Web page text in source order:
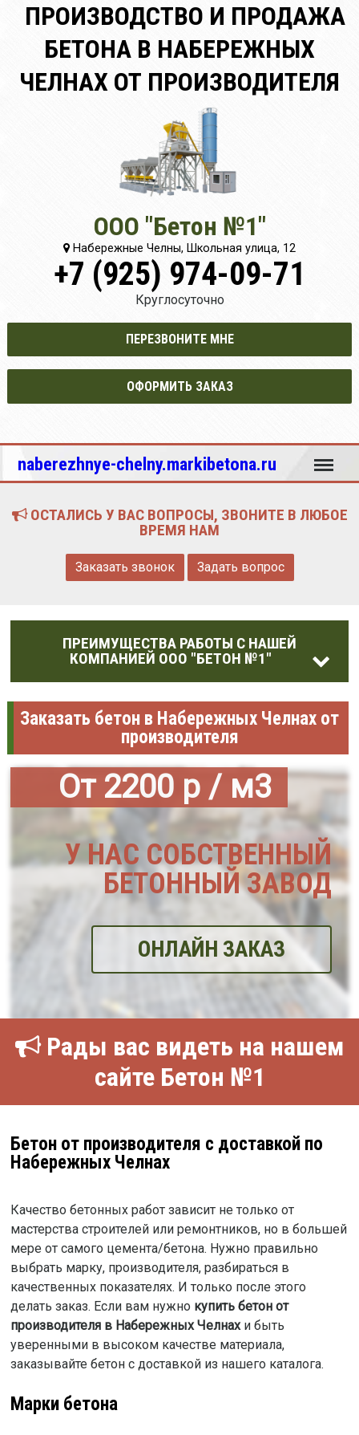
ПРОИЗВОДСТВО И ПРОДАЖА
БЕТОНА В НАБЕРЕЖНЫХ
ЧЕЛНАХ ОТ ПРОИЗВОДИТЕЛЯ
ООО "Бетон №1"
Набережные Челны, Школьная улица, 12
+7 (925) 974-09-71
Круглосуточно
ПЕРЕЗВОНИТЕ МНЕ
ОФОРМИТЬ ЗАКАЗ
naberezhnye-chelny.markibetona.ru Меню
ОСТАЛИСЬ У ВАС ВОПРОСЫ, ЗВОНИТЕ В ЛЮБОЕ
ВРЕМЯ НАМ
Заказать звонок Задать вопрос
ПРЕИМУЩЕСТВА РАБОТЫ С НАШЕЙ
КОМПАНИЕЙ ООО "БЕТОН №1"
Заказать бетон в Набережных Челнах от
производителя
От 2200 р / м3
У НАС СОБСТВЕННЫЙ
БЕТОННЫЙ ЗАВОД
ОНЛАЙН ЗАКАЗ
Рады вас видеть на нашем
сайте Бетон №1
Бетон от производителя с доставкой по
Набережных Челнах
Качество бетонных работ зависит не только от
мастерства строителей или ремонтников, но в большей
мере от самого цемента/бетона. Нужно правильно
выбрать марку, производителя, разбираться в
качественных показателях. И только после этого
делать заказ. Если вам нужно купить бетон от
производителя в Набережных Челнахи быть
уверенными в высоком качестве материала,
заказывайте бетон с доставкой из нашего каталога.
Марки бетона